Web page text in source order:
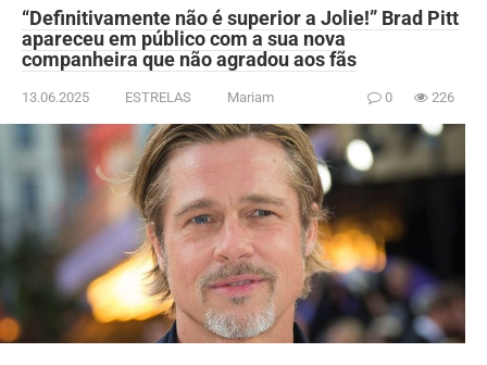
“Definitivamente não é superior a Jolie!” Brad Pitt
apareceu em público com a sua nova
companheira que não agradou aos fãs
13.06.2025 ESTRELAS Mariam 0 226